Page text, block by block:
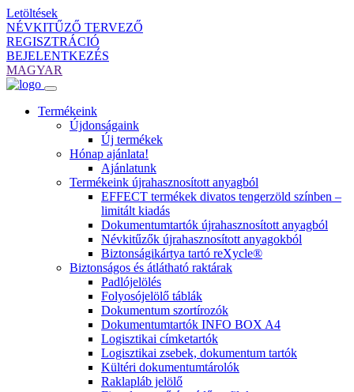
Letöltések
NÉVKITŰZŐ TERVEZŐ
REGISZTRÁCIÓ
BEJELENTKEZÉS
MAGYAR
Termékeink
Újdonságaink
Új termékek
Hónap ajánlata!
Ajánlatunk
Termékeink újrahasznosított anyagból
EFFECT termékek divatos tengerzöld színben –
limitált kiadás
Dokumentumtartók újrahasznosított anyagból
Névkitűzők újrahasznosított anyagokból
Biztonságikártya tartó reXycle®
Biztonságos és átlátható raktárak
Padlójelölés
Folyosójelölő táblák
Dokumentum szortírozók
Dokumentumtartók INFO BOX A4
Logisztikai címketartók
Logisztikai zsebek, dokumentum tartók
Kültéri dokumentumtárolók
Raklapláb jelölő